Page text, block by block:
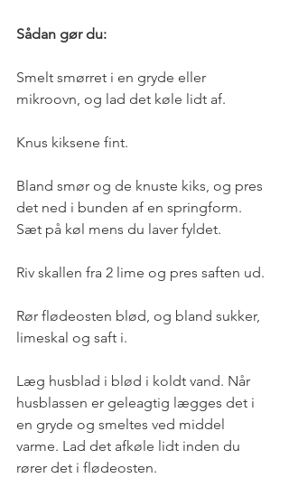
Sådan gør du:
Smelt smørret i en gryde eller
mikroovn, og lad det køle lidt af.
Knus kiksene fint.
Bland smør og de knuste kiks, og pres
det ned i bunden af en springform.
Sæt på køl mens du laver fyldet.
Riv skallen fra 2 lime og pres saften ud.
Rør flødeosten blød, og bland sukker,
limeskal og saft i.
Læg husblad i blød i koldt vand. Når
husblassen er geleagtig lægges det i
en gryde og smeltes ved middel
varme. Lad det afkøle lidt inden du
rører det i flødeosten.